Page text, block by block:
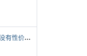
*
想请教有经验的蛋友，想给媳妇7夕买个跳蛋，有没有性价比高的推荐